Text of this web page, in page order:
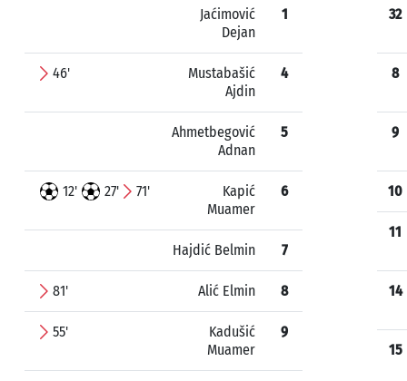
Jaćimović
Dejan
1
46'
Mustabašić
Ajdin
4
Ahmetbegović
Adnan
5
12' 27' 71'
Kapić
Muamer
6
Hajdić Belmin 7
81' Alić Elmin 8
55'
Kadušić
Muamer
9
32
8
9
10
11
14
15